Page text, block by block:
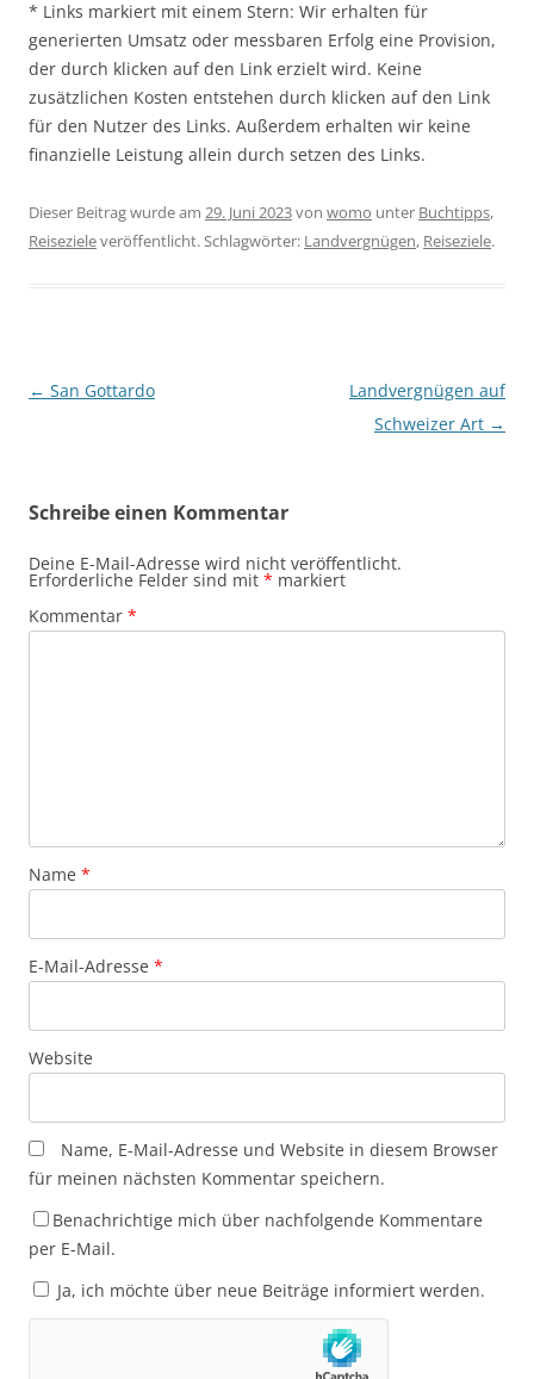
* Links markiert mit einem Stern: Wir erhalten für
generierten Umsatz oder messbaren Erfolg eine Provision,
der durch klicken auf den Link erzielt wird. Keine
zusätzlichen Kosten entstehen durch klicken auf den Link
für den Nutzer des Links. Außerdem erhalten wir keine
finanzielle Leistung allein durch setzen des Links.
Dieser Beitrag wurde am 29. Juni 2023von womo unter Buchtipps,
Reisezieleveröffentlicht. Schlagwörter: Landvergnügen, Reiseziele.
Beitragsnavigation
← San Gottardo
Landvergnügen auf
Schweizer Art →
Schreibe einen Kommentar
Deine E-Mail-Adresse wird nicht veröffentlicht.
Erforderliche Felder sind mit * markiert
Kommentar *
Name *
E-Mail-Adresse *
Website
Name, E-Mail-Adresse und Website in diesem Browser
für meinen nächsten Kommentar speichern.
Benachrichtige mich über nachfolgende Kommentare
per E-Mail.
Ja, ich möchte über neue Beiträge informiert werden.